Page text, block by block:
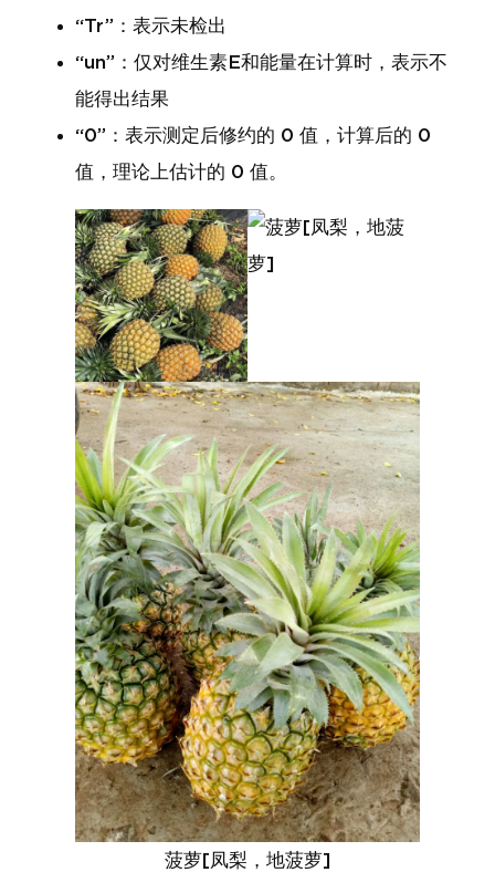
“Tr”：表示未检出
“un”：仅对维生素E和能量在计算时，表示不
能得出结果
“0”：表示测定后修约的 0 值，计算后的 0
值，理论上估计的 0 值。
菠萝[凤梨，地菠萝]